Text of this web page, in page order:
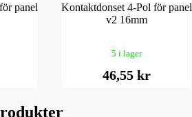
panel
Kontaktdonset 4-Pol för panel
v2 16mm
5 i lager
46,55 kr